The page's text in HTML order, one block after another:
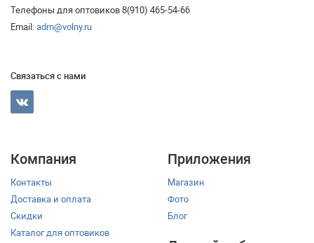
Телефоны для оптовиков 8(910) 465-54-66
Email:adm@volny.ru
Связаться с нами
Компания
Контакты
Доставка и оплата
Скидки
Каталог для оптовиков
Приложения
Магазин
Фото
Блог